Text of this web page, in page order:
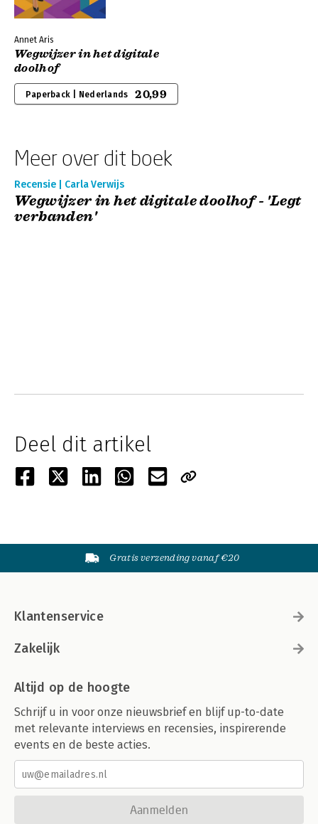
Annet Aris
Wegwijzer in het digitale
doolhof
Paperback | Nederlands 20,99
Meer over dit boek
Recensie | Carla Verwijs
Wegwijzer in het digitale doolhof - 'Legt
verbanden'
Deel dit artikel
Gratis verzending vanaf €20
Klantenservice
Zakelijk
Altijd op de hoogte
Schrijf u in voor onze nieuwsbrief en blijf up-to-date
met relevante interviews en recensies, inspirerende
events en de beste acties.
Aanmelden